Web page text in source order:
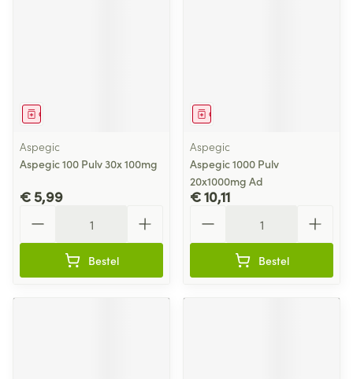
Geneesmiddel
Aspegic
Aspegic 100 Pulv 30x 100mg
€ 5,99
Bestel
Geneesmiddel
Aspegic
Aspegic 1000 Pulv
20x1000mg Ad
€ 10,11
Bestel